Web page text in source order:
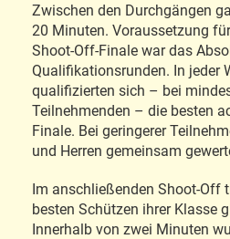
Zwischen den Durchgängen
20 Minuten. Voraussetzung
Shoot-Off-Finale war das
Qualifikationsrunden. In jeder
qualifizierten sich – bei
Teilnehmenden – die besten
Finale. Bei geringerer
und Herren gemeinsam
Im anschließenden Shoot-Off
besten Schützen ihrer Klasse
Innerhalb von zwei Minuten